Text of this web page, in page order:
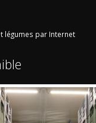
légumes par Internet